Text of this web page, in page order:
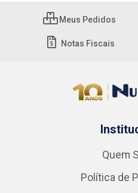
Meus Pedidos
Notas Fiscais
Quem
Política de